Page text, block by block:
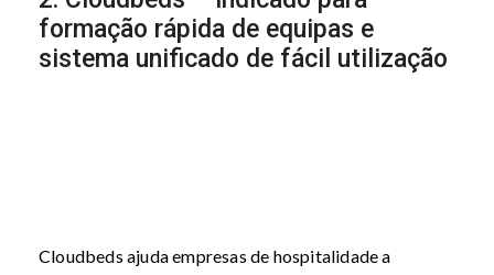
formação rápida de equipas e
sistema unificado de fácil utilização
Cloudbeds ajuda empresas de hospitalidade a